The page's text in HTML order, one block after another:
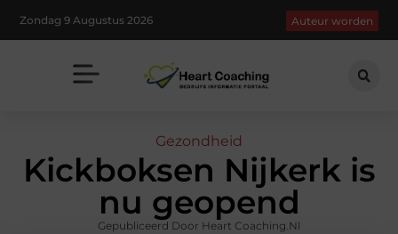
Zondag 9 Augustus 2026 Auteur worden
Gezondheid
Kickboksen Nijkerk is
nu geopend
Gepubliceerd Door Heart Coaching.nl